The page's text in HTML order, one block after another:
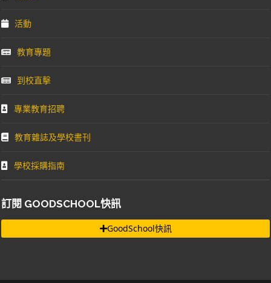
活動
教育專題
到校直擊
專業教育招聘
教育雜誌及學校書刊
學校採購指南
訂閱 GOODSCHOOL快訊
GoodSchool快訊